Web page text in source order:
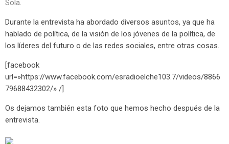
Sola
Durante la entrevista ha abordado diversos asuntos, ya que ha
hablado de política, de la visión de los jóvenes de la política, de
los líderes del futuro o de las redes sociales, entre otras cosas.
[facebook
url=»https://www.facebook.com/esradioelche103.7/videos/8866
79688432302/» /]
Os dejamos también esta foto que hemos hecho después de la
entrevista.